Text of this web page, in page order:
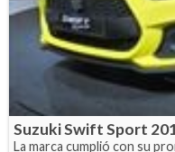
Suzuki Swift Sport
La marca cumplió con su